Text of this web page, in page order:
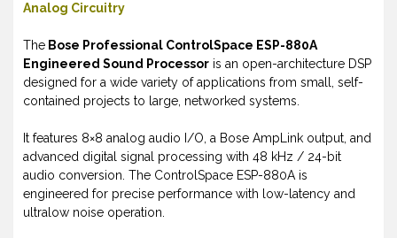
Analog Circuitry
The Bose Professional ControlSpace ESP-880A
Engineered Sound Processor is an open-architecture DSP
designed for a wide variety of applications from small, self-
contained projects to large, networked systems.
It features 8×8 analog audio I/O, a Bose AmpLink output, and
advanced digital signal processing with 48 kHz / 24-bit
audio conversion. The ControlSpace ESP-880A is
engineered for precise performance with low-latency and
ultralow noise operation.